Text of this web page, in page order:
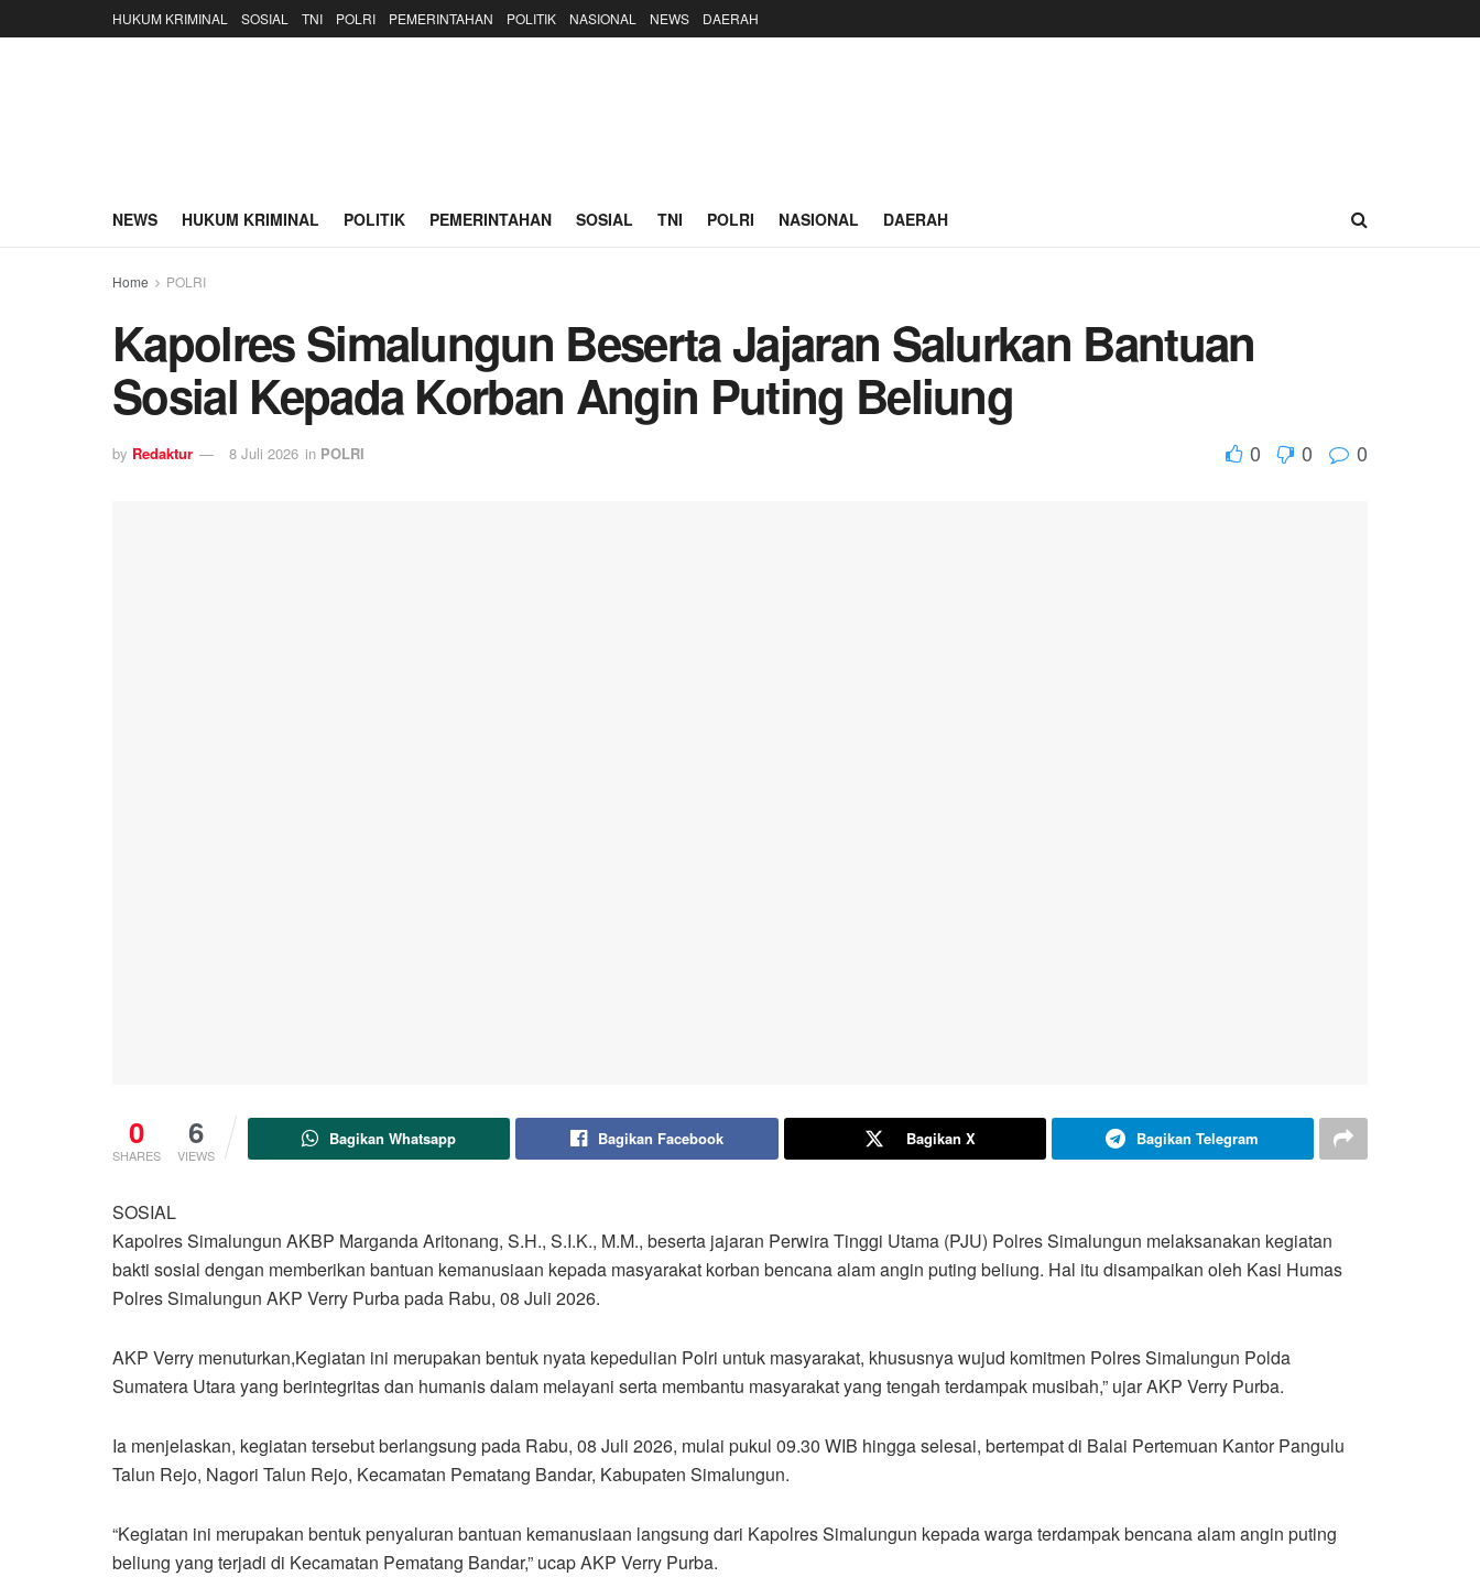
HUKUM KRIMINAL SOSIAL TNI POLRI PEMERINTAHAN POLITIK NASIONAL NEWS DAERAH
NEWS HUKUM KRIMINAL POLITIK PEMERINTAHAN SOSIAL TNI POLRI NASIONAL DAERAH
Home POLRI
Kapolres Simalungun Beserta Jajaran Salurkan Bantuan
Sosial Kepada Korban Angin Puting Beliung
by Redaktur 8 Juli 2026 in POLRI 0 0 0
0
SHARES
6
VIEWS
Bagikan Whatsapp Bagikan Facebook Bagikan X Bagikan Telegram
SOSIAL
Kapolres Simalungun AKBP Marganda Aritonang, S.H., S.I.K., M.M., beserta jajaran Perwira Tinggi Utama (PJU) Polres Simalungun melaksanakan kegiatan
bakti sosial dengan memberikan bantuan kemanusiaan kepada masyarakat korban bencana alam angin puting beliung. Hal itu disampaikan oleh Kasi Humas
Polres Simalungun AKP Verry Purba pada Rabu, 08 Juli 2026.
AKP Verry menuturkan,Kegiatan ini merupakan bentuk nyata kepedulian Polri untuk masyarakat, khususnya wujud komitmen Polres Simalungun Polda
Sumatera Utara yang berintegritas dan humanis dalam melayani serta membantu masyarakat yang tengah terdampak musibah,” ujar AKP Verry Purba.
Ia menjelaskan, kegiatan tersebut berlangsung pada Rabu, 08 Juli 2026, mulai pukul 09.30 WIB hingga selesai, bertempat di Balai Pertemuan Kantor Pangulu
Talun Rejo, Nagori Talun Rejo, Kecamatan Pematang Bandar, Kabupaten Simalungun.
“Kegiatan ini merupakan bentuk penyaluran bantuan kemanusiaan langsung dari Kapolres Simalungun kepada warga terdampak bencana alam angin puting
beliung yang terjadi di Kecamatan Pematang Bandar,” ucap AKP Verry Purba.